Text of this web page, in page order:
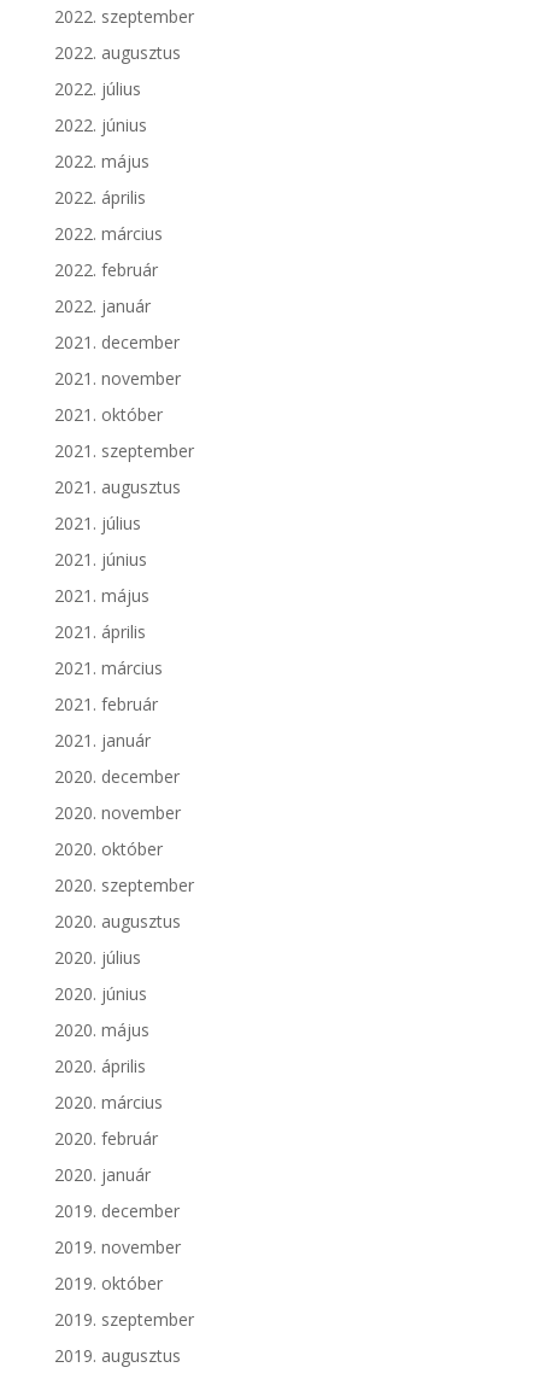
2022. szeptember
2022. augusztus
2022. július
2022. június
2022. május
2022. április
2022. március
2022. február
2022. január
2021. december
2021. november
2021. október
2021. szeptember
2021. augusztus
2021. július
2021. június
2021. május
2021. április
2021. március
2021. február
2021. január
2020. december
2020. november
2020. október
2020. szeptember
2020. augusztus
2020. július
2020. június
2020. május
2020. április
2020. március
2020. február
2020. január
2019. december
2019. november
2019. október
2019. szeptember
2019. augusztus